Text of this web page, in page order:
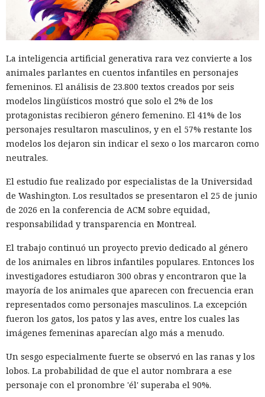
La inteligencia artificial generativa rara vez convierte a los
animales parlantes en cuentos infantiles en personajes
femeninos. El análisis de 23.800 textos creados por seis
modelos lingüísticos mostró que solo el 2% de los
protagonistas recibieron género femenino. El 41% de los
personajes resultaron masculinos, y en el 57% restante los
modelos los dejaron sin indicar el sexo o los marcaron como
neutrales.
El estudio fue realizado por especialistas de la Universidad
de Washington. Los resultados se presentaron el 25 de junio
de 2026 en la conferencia de ACM sobre equidad,
responsabilidad y transparencia en Montreal.
El trabajo continuó un proyecto previo dedicado al género
de los animales en libros infantiles populares. Entonces los
investigadores estudiaron 300 obras y encontraron que la
mayoría de los animales que aparecen con frecuencia eran
representados como personajes masculinos. La excepción
fueron los gatos, los patos y las aves, entre los cuales las
imágenes femeninas aparecían algo más a menudo.
Un sesgo especialmente fuerte se observó en las ranas y los
lobos. La probabilidad de que el autor nombrara a ese
personaje con el pronombre 'él' superaba el 90%.